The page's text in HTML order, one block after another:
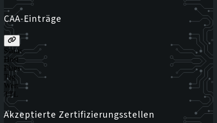
CAA-Einträge
Status
Host
Flags
Tag
Wert
TTL
Akzeptierte Zertifizierungsstellen